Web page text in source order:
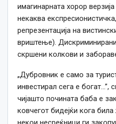
имагинарната хорор
некаква
репрезентација на
вриштење).
скршени колкови и
„Дубровник е само за
инвестирал сега е богат…”,
чијашто почината баба е
ковчегот бидејќи кога